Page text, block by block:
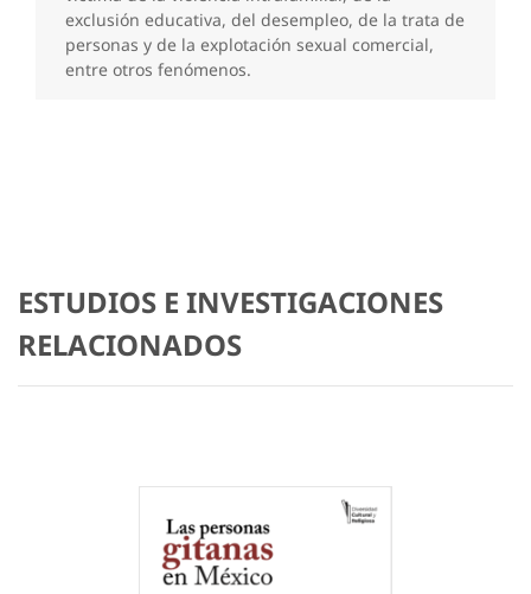
exclusión educativa, del desempleo, de la trata de
personas y de la explotación sexual comercial,
entre otros fenómenos.
ESTUDIOS E INVESTIGACIONES
RELACIONADOS